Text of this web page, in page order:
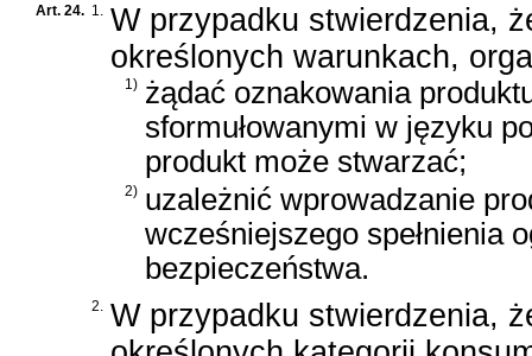
Art. 24. 1. W przypadku stwierdzenia,
określonych warunkach,
1) żądać oznakowania
sformułowanymi w języku
produkt może stwarzać;
2) uzależnić wprowadzanie
wcześniejszego spełnienia
bezpieczeństwa.
2. W przypadku stwierdzenia,